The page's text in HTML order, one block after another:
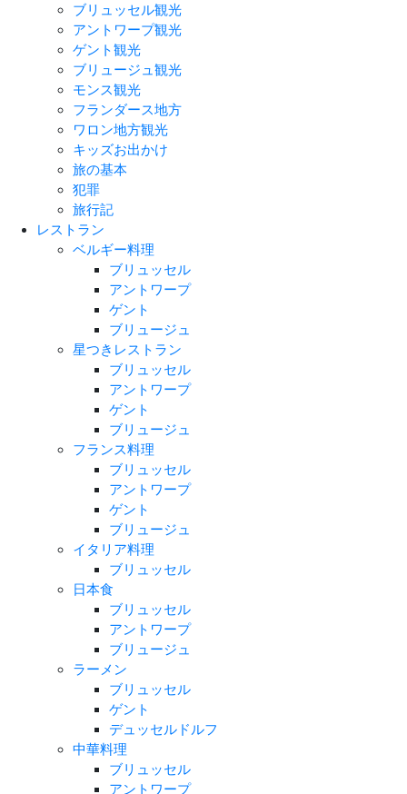
ブリュッセル観光
アントワープ観光
ゲント観光
ブリュージュ観光
モンス観光
フランダース地方
ワロン地方観光
キッズお出かけ
旅の基本
犯罪
旅行記
レストラン
ベルギー料理
ブリュッセル
アントワープ
ゲント
ブリュージュ
星つきレストラン
ブリュッセル
アントワープ
ゲント
ブリュージュ
フランス料理
ブリュッセル
アントワープ
ゲント
ブリュージュ
イタリア料理
ブリュッセル
日本食
ブリュッセル
アントワープ
ブリュージュ
ラーメン
ブリュッセル
ゲント
デュッセルドルフ
中華料理
ブリュッセル
アントワープ